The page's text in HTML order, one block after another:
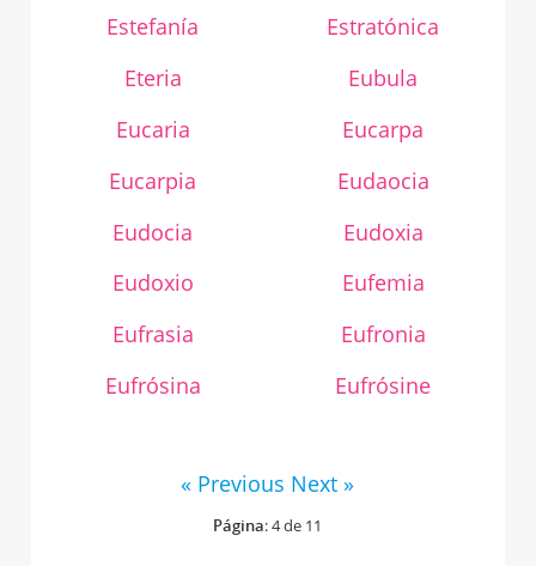
Estefanía
Estratónica
Eteria
Eubula
Eucaria
Eucarpa
Eucarpia
Eudaocia
Eudocia
Eudoxia
Eudoxio
Eufemia
Eufrasia
Eufronia
Eufrósina
Eufrósine
« Previous Next »
Página: 4 de 11